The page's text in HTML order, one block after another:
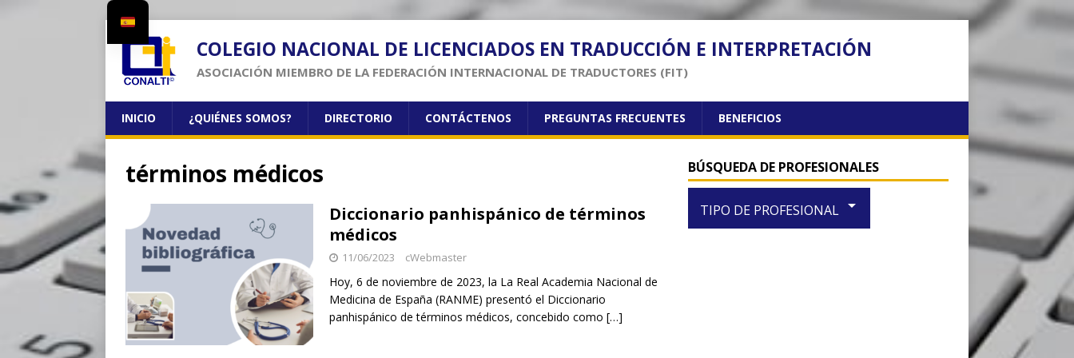
COLEGIO NACIONAL DE LICENCIADOS EN TRADUCCIÓN E INTERPRETACIÓN
ASOCIACIÓN MIEMBRO DE LA FEDERACIÓN INTERNACIONAL DE TRADUCTORES (FIT)
INICIO ¿QUIÉNES SOMOS? DIRECTORIO CONTÁCTENOS PREGUNTAS FRECUENTES BENEFICIOS
términos médicos
Diccionario panhispánico de términos
médicos
11/06/2023 cWebmaster
Hoy, 6 de noviembre de 2023, la La Real Academia Nacional de
Medicina de España (RANME) presentó el Diccionario
panhispánico de términos médicos, concebido como […]
BÚSQUEDA DE PROFESIONALES
TIPO DE PROFESIONAL arrow_drop_down